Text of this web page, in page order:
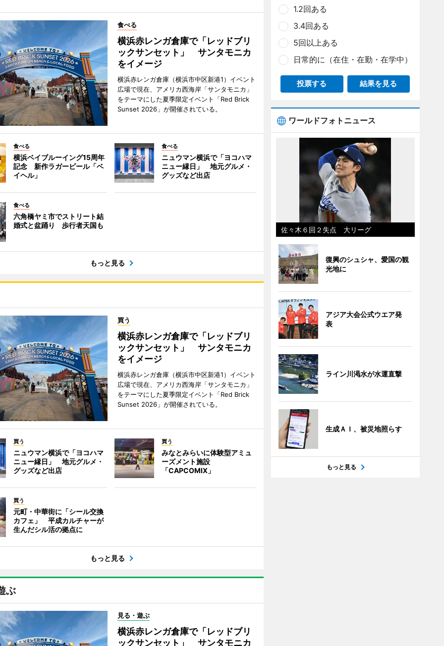
食べる
横浜赤レンガ倉庫で「レッドブリ
ックサンセット」 サンタモニカ
をイメージ
横浜赤レンガ倉庫（横浜市中区新港1）イベント
広場で現在、アメリカ西海岸「サンタモニカ」
をテーマにした夏季限定イベント「Red Brick
Sunset 2026」が開催されている。
食べる
横浜ベイブルーイング15周年
記念 新作ラガービール「ベ
イヘル」
食べる
ニュウマン横浜で「ヨコハマ
ニュー縁日」 地元グルメ・
グッズなど出店
食べる
六角橋ヤミ市でストリート結
婚式と盆踊り 歩行者天国も
もっと見る
買う
横浜赤レンガ倉庫で「レッドブリ
ックサンセット」 サンタモニカ
をイメージ
横浜赤レンガ倉庫（横浜市中区新港1）イベント
広場で現在、アメリカ西海岸「サンタモニカ」
をテーマにした夏季限定イベント「Red Brick
Sunset 2026」が開催されている。
買う
ニュウマン横浜で「ヨコハマ
ニュー縁日」 地元グルメ・
グッズなど出店
買う
みなとみらいに体験型アミュ
ーズメント施設
「CAPCOMIX」
買う
元町・中華街に「シール交換
カフェ」 平成カルチャーが
生んだシル活の拠点に
もっと見る
ぶ
見る・遊ぶ
横浜赤レンガ倉庫で「レッドブリ
ックサンセット」 サンタモニカ
1.2回ある
3.4回ある
5回以上ある
日常的に（在住・在勤・在学中）
投票する 結果を見る
ワールドフォトニュース
佐々木６回２失点 大リーグ
復興のシュシャ、愛国の観
光地に
アジア大会公式ウエア発
表
ライン川渇水が水運直撃
生成ＡＩ、被災地照らす
もっと見る